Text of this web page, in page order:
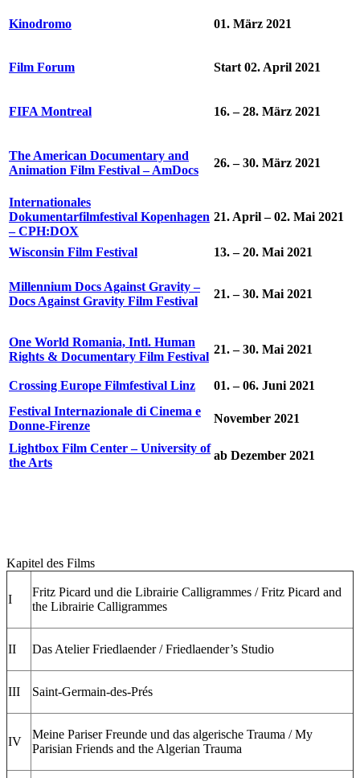
Kinodromo 01. März 2021
Film Forum Start 02. April 2021
FIFA Montreal 16. – 28. März 2021
The American Documentary and
Animation Film Festival – AmDocs
26. – 30. März 2021
Internationales
Dokumentarfilmfestival Kopenhagen
– CPH:DOX
21. April – 02. Mai 2021
Wisconsin Film Festival 13. – 20. Mai 2021
Millennium Docs Against Gravity –
Docs Against Gravity Film Festival
21. – 30. Mai 2021
One World Romania, Intl. Human
Rights & Documentary Film Festival
21. – 30. Mai 2021
Crossing Europe Filmfestival Linz
01. – 06. Juni 2021
Festival Internazionale di Cinema e
Donne-Firenze
November 2021
Lightbox Film Center – University of
the Arts
ab Dezember 2021
Kapitel des Films
I
Fritz Picard und die Librairie Calligrammes / Fritz Picard and
the Librairie Calligrammes
II Das Atelier Friedlaender / Friedlaender’s Studio
III Saint-Germain-des-Prés
IV
Meine Pariser Freunde und das algerische Trauma / My
Parisian Friends and the Algerian Trauma